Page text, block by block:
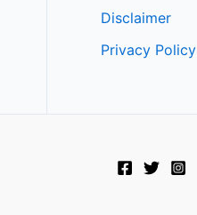
Disclaimer
Privacy Policy